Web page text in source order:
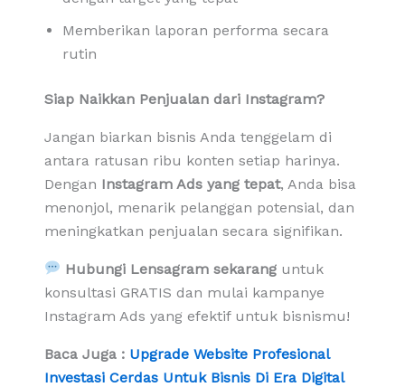
Memberikan laporan performa secara
rutin
Siap Naikkan Penjualan dari Instagram?
Jangan biarkan bisnis Anda tenggelam di
antara ratusan ribu konten setiap harinya.
Dengan Instagram Ads yang tepat, Anda bisa
menonjol, menarik pelanggan potensial, dan
meningkatkan penjualan secara signifikan.
Hubungi Lensagram sekaranguntuk
konsultasi GRATIS dan mulai kampanye
Instagram Ads yang efektif untuk bisnismu!
Baca Juga : Upgrade Website Profesional
Investasi Cerdas Untuk Bisnis Di Era Digital